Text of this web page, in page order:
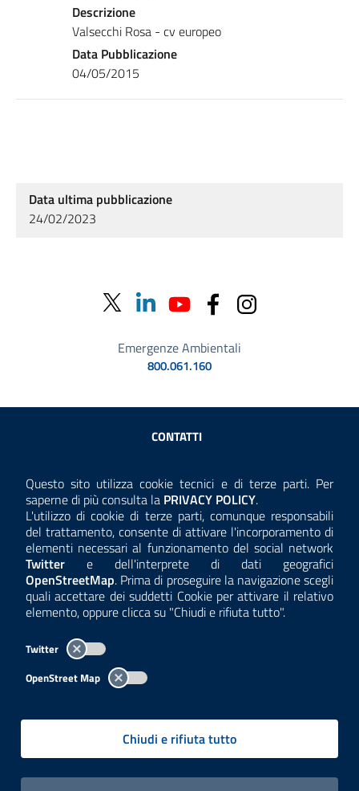
Questo sito utilizza cookie tecnici e di terze parti. Per
saperne di più consulta la Consulta la
PRIVACY POLICY.
L'utilizzo di cookie di terze parti, comunque responsabili
del trattamento, consente di attivare l'incorporamento di
elementi necessari al funzionamento del social network
Twitter e dell'interprete di dati geografici
OpenStreetMap. Prima di proseguire la navigazione scegli
quali accettare dei suddetti Cookie per attivare il relativo
elemento, oppure clicca su "Chiudi e rifiuta tutto".
Twitter
OpenStreet Map
Chiudi e rifiuta tutto
Descrizione
Valsecchi Rosa - cv europeo
Data Pubblicazione
04/05/2015
Data ultima pubblicazione
24/02/2023
Emergenze Ambientali
800.061.160
Sezione Link Utili
CONTATTI
ANTICORRUZIONE
ACCESSIBILITÀ
COOKIE E PRIVACY
TEMI A-Z
Per l'utilizzo del logo e dei dati fare riferimento al regolamento
consultabile aquesta pagina